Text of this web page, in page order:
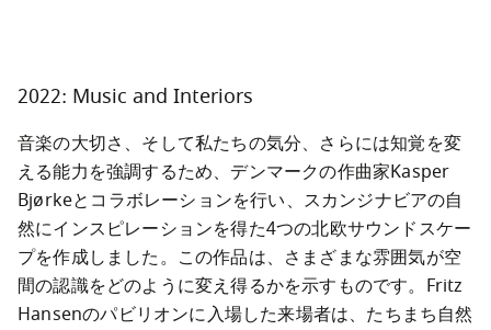
2022: Music and Interiors
音楽の大切さ、そして私たちの気分、さらには知覚を変
える能力を強調するため、デンマークの作曲家Kasper
Bjørkeとコラボレーションを行い、スカンジナビアの自
然にインスピレーションを得た4つの北欧サウンドスケー
プを作成しました。この作品は、さまざまな雰囲気が空
間の認識をどのように変え得るかを示すものです。Fritz
Hansenのパビリオンに入場した来場者は、たちまち自然